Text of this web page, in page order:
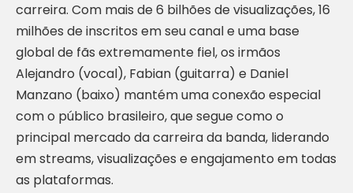
carreira. Com mais de 6 bilhões de visualizações, 16
milhões de inscritos em seu canal e uma base
global de fãs extremamente fiel, os irmãos
Alejandro (vocal), Fabian (guitarra) e Daniel
Manzano (baixo) mantém uma conexão especial
com o público brasileiro, que segue como o
principal mercado da carreira da banda, liderando
em streams, visualizações e engajamento em todas
as plataformas.